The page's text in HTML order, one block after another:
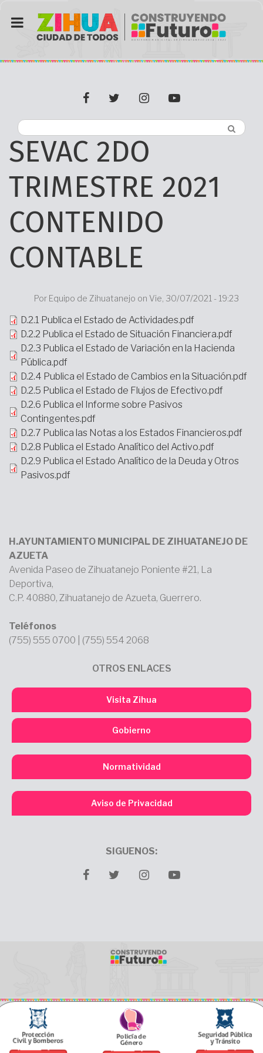
contenido
facebooktwitterInstagramyoutube
SEVAC 2DO
TRIMESTRE 2021
CONTENIDO
CONTABLE
Por Equipo de Zihuatanejo on Vie, 30/07/2021 - 19:23
Archivo
D.2.1 Publica el Estado de Actividades.pdf
D.2.2 Publica el Estado de Situación Financiera.pdf
D.2.3 Publica el Estado de Variación en la Hacienda
Pública.pdf
D.2.4 Publica el Estado de Cambios en la Situación.pdf
D.2.5 Publica el Estado de Flujos de Efectivo.pdf
D.2.6 Publica el Informe sobre Pasivos
Contingentes.pdf
D.2.7 Publica las Notas a los Estados Financieros.pdf
D.2.8 Publica el Estado Analítico del Activo.pdf
D.2.9 Publica el Estado Analítico de la Deuda y Otros
Pasivos.pdf
H.AYUNTAMIENTO MUNICIPAL DE ZIHUATANEJO DE
AZUETA
Avenida Paseo de Zihuatanejo Poniente #21, La
Deportiva,
C.P. 40880, Zihuatanejo de Azueta, Guerrero.
Teléfonos
(755) 555 0700 | (755) 554 2068
OTROS ENLACES
Visita Zihua
Gobierno
Normatividad
Aviso de Privacidad
SIGUENOS:
facebooktwitterInstagramyoutube